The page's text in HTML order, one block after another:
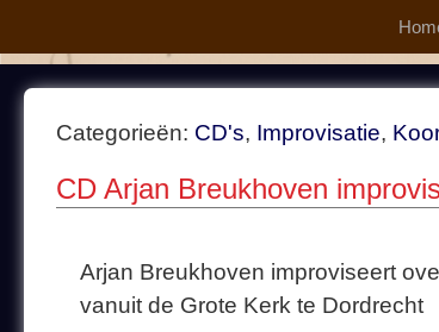
Categorieën: CD's, Improvisatie, Koor
CD Arjan Breukhoven
Arjan Breukhoven improviseert
vanuit de Grote Kerk te Dordrecht